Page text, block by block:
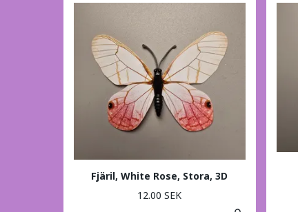
Fjäril, White Rose, Stora, 3D
12.00 SEK